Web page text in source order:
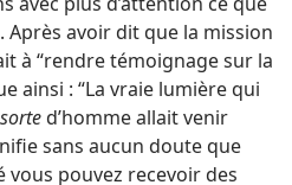
Après avoir dit que la mission
à “rendre témoignage sur la
ainsi : “La vraie lumière qui
d’homme allait venir
sans aucun doute que
pouvez recevoir des